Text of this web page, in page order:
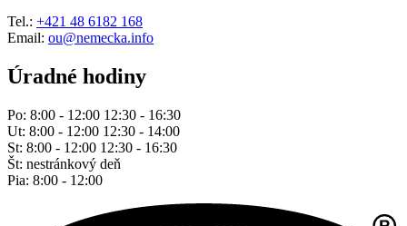
Tel.: +421 48 6182 168
Email: ou@nemecka.info
Úradné hodiny
Po: 8:00 - 12:00 12:30 - 16:30
Ut: 8:00 - 12:00 12:30 - 14:00
St: 8:00 - 12:00 12:30 - 16:30
Št: nestránkový deň
Pia: 8:00 - 12:00